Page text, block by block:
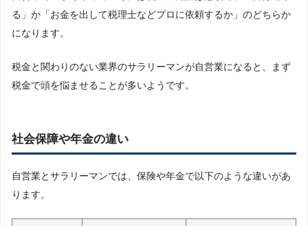
る」か「お金を出して税理士などプロに依頼するか」のどちらか
になります。
税金と関わりのない業界のサラリーマンが自営業になると、まず
税金で頭を悩ませることが多いようです。
社会保障や年金の違い
自営業とサラリーマンでは、保険や年金で以下のような違いがあ
ります。